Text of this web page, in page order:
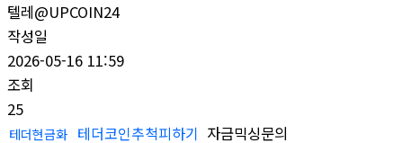
텔레@UPCOIN24
작성일
2026-05-16 11:59
조회
25
테더현금화 테더코인추척피하기 자금믹싱문의